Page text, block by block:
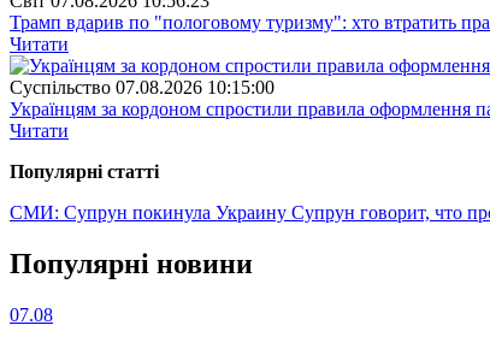
Трамп вдарив по "пологовому туризму": хто втратить
Читати
Суспiльство 07.08.2026 10:15:00
Українцям за кордоном спростили правила оформлення
Читати
Популярнi статтi
СМИ: Супрун покинула Украину Супрун говорит, что
Популярнi новини
07.08